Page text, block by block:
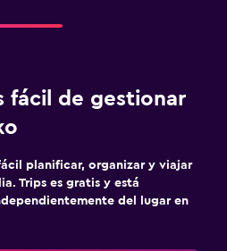
fácil de gestionar
planificar, organizar y viajar
Trips es gratis y está
del lugar en